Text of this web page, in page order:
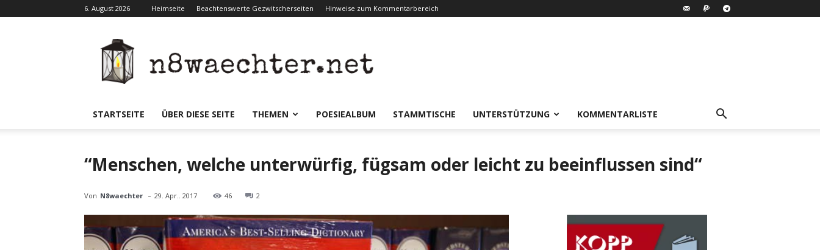
6. August 2026 Heimseite Beachtenswerte Gezwitscherseiten Hinweise zum Kommentarbereich
STARTSEITE ÜBER DIESE SEITE THEMEN POESIEALBUM STAMMTISCHE UNTERSTÜTZUNG KOMMENTARLISTE
“Menschen, welche unterwürfig, fügsam oder leicht zu beeinflussen sind“
Von N8waechter - 29. Apr.. 2017 46 2